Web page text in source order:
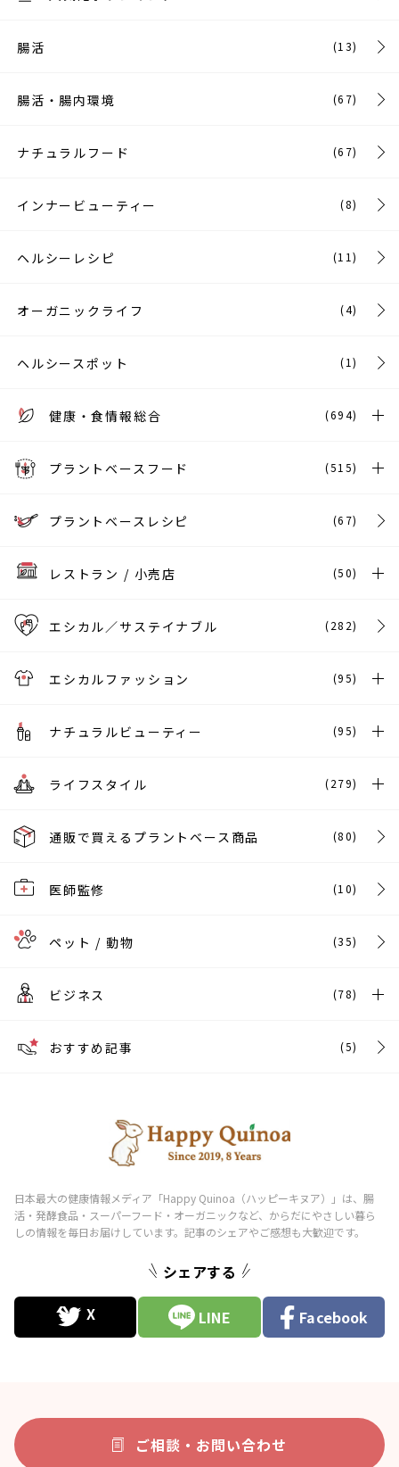
腸活 (13)
腸活・腸内環境 (67)
ナチュラルフード (67)
インナービューティー (8)
ヘルシーレシピ (11)
オーガニックライフ (4)
ヘルシースポット (1)
健康・食情報総合 (694)
プラントベースフード (515)
プラントベースレシピ (67)
レストラン / 小売店 (50)
エシカル／サステイナブル (282)
エシカルファッション (95)
ナチュラルビューティー (95)
ライフスタイル (279)
通販で買えるプラントベース商品 (80)
医師監修 (10)
ペット / 動物 (35)
ビジネス (78)
おすすめ記事 (5)
シェアする
LINE Facebook
ご相談・お問い合わせ